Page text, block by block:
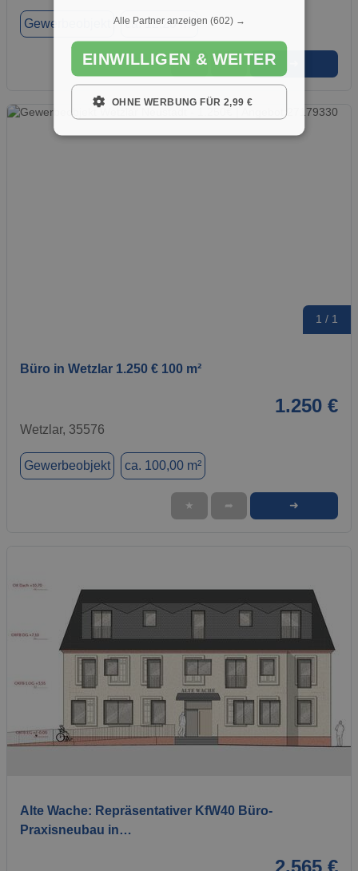
Gewerbeobjekt ca. 12,20 m²
★ ➦
1 / 1
Büro in Wetzlar 1.250 € 100 m²
1.250 €
Wetzlar, 35576
Gewerbeobjekt ca. 100,00 m²
★ ➦ ➜
Alte Wache: Repräsentativer KfW40 Büro-
Praxisneubau in…
2.565 €
Alle Partner anzeigen (602) →
EINWILLIGEN & WEITER
OHNE WERBUNG FÜR 2,99 €